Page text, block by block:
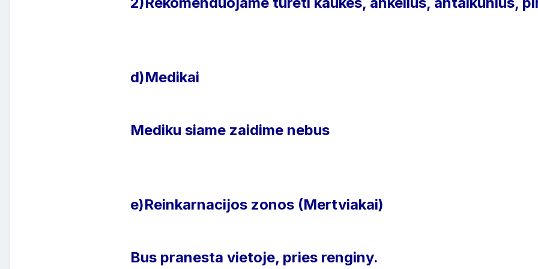
d)Medikai
Mediku siame zaidime nebus
e)Reinkarnacijos zonos (Mertviakai)
Bus pranesta vietoje, pries renginy.